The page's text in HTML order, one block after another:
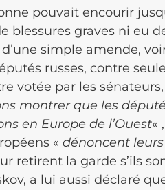
pouvait encourir
blessures graves ni eu
simple amende,
russes, contre
votée par les
montrer que les
en Europe de l’Ouest«
« dénoncent
retirent la garde s’ils
a lui aussi déclaré